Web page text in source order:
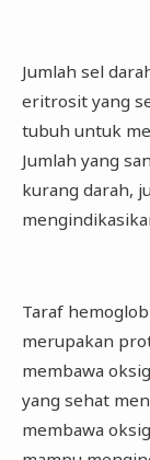
Jumlah sel
eritrosit yang
tubuh untuk
Jumlah yang
kurang darah,
Taraf
merupakan
membawa
yang sehat
membawa